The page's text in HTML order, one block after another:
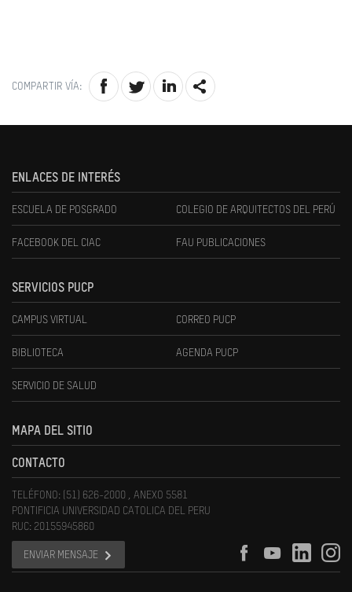
COMPARTIR VÍA:
ENLACES DE INTERÉS
ESCUELA DE POSGRADO COLEGIO DE ARQUITECTOS DEL PERÚ
FACEBOOK DEL CIAC FAU PUBLICACIONES
SERVICIOS PUCP
CAMPUS VIRTUAL CORREO PUCP
BIBLIOTECA AGENDA PUCP
SERVICIO DE SALUD
MAPA DEL SITIO
CONTACTO
TELÉFONO: (51) 626-2000 , ANEXO 5581
PONTIFICIA UNIVERSIDAD CATOLICA DEL PERU
RUC: 20155945860
ENVIAR MENSAJE